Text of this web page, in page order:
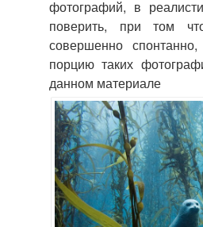
фотографий, в
поверить, при том
совершенно
порцию таких
данном материале